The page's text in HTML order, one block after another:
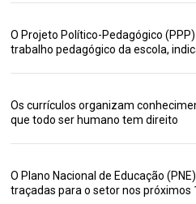
O Projeto Político-Pedagógico
trabalho pedagógico da escola,
Os currículos organizam
que todo ser humano tem direito
O Plano Nacional de Educação
traçadas para o setor nos próximos